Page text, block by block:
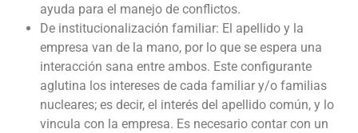
ayuda para el manejo de conflictos.
De institucionalización familiar: El apellido y la
empresa van de la mano, por lo que se espera una
interacción sana entre ambos. Este configurante
aglutina los intereses de cada familiar y/o familias
nucleares; es decir, el interés del apellido común, y lo
vincula con la empresa. Es necesario contar con un